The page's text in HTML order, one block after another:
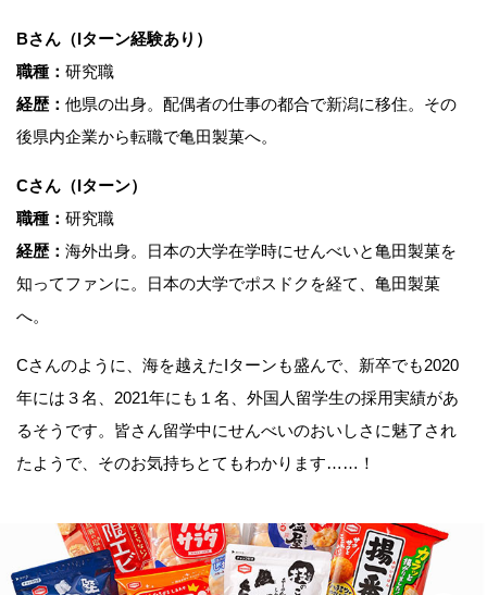
Bさん（Iターン経験あり）
職種： 研究職
経歴： 他県の出身。配偶者の仕事の都合で新潟に移住。その
後県内企業から転職で亀田製菓へ。
Cさん（Iターン）
職種： 研究職
経歴： 海外出身。日本の大学在学時にせんべいと亀田製菓を
知ってファンに。日本の大学でポスドクを経て、亀田製菓
へ。
Cさんのように、海を越えたIターンも盛んで、新卒でも2020
年には３名、2021年にも１名、外国人留学生の採用実績があ
るそうです。皆さん留学中にせんべいのおいしさに魅了され
たようで、そのお気持ちとてもわかります……！